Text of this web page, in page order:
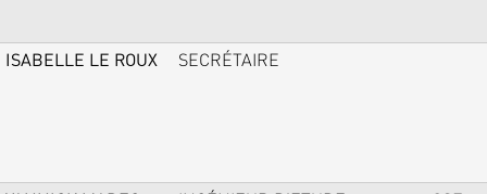
ISABELLE LE ROUX SECRÉTAIRE